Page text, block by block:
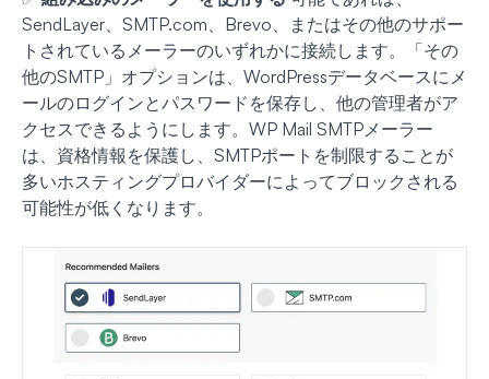
SendLayer、SMTP.com、Brevo、またはその他のサポー
トされているメーラーのいずれかに接続します。「その
他のSMTP」オプションは、WordPressデータベースにメ
ールのログインとパスワードを保存し、他の管理者がア
クセスできるようにします。WP Mail SMTPメーラー
は、資格情報を保護し、SMTPポートを制限することが
多いホスティングプロバイダーによってブロックされる
可能性が低くなります。